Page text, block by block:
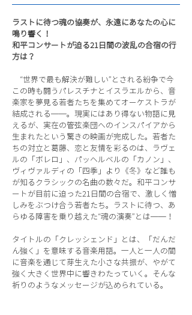
ラストに待つ魂の協奏が、永遠にあなたの心に
鳴り響く！
和平コンサートが迫る21日間の波乱の合宿の行
方は？
“世界で最も解決が難しい”とされる紛争で今
この時も闘うパレスチナとイスラエルから、音
楽家を夢見る若者たちを集めてオーケストラが
結成される──。現実にはあり得ない物語に見
えるが、実在の管弦楽団へのインスパイアから
生まれたという驚きの映画が完成した。若者た
ちの対立と葛藤、恋と友情を彩るのは、ラヴェ
ルの「ボレロ」、パッヘルベルの「カノン」、
ヴィヴァルディの「四季」より《冬》など誰も
が知るクラシックの名曲の数々だ。和平コンサ
ートが目前に迫った21日間の合宿で、激しく憎
しみをぶつけ合う若者たち。ラストに待つ、あ
らゆる障害を乗り越えた“魂の演奏”とは──！
タイトルの「クレッシェンド」とは、「だんだ
ん強く」を意味する音楽用語。一人と一人の間
に音楽を通じて芽生えた小さな共振が、やがて
強く大きく世界中に響きわたっていく。そんな
祈りのようなメッセージが込められている。